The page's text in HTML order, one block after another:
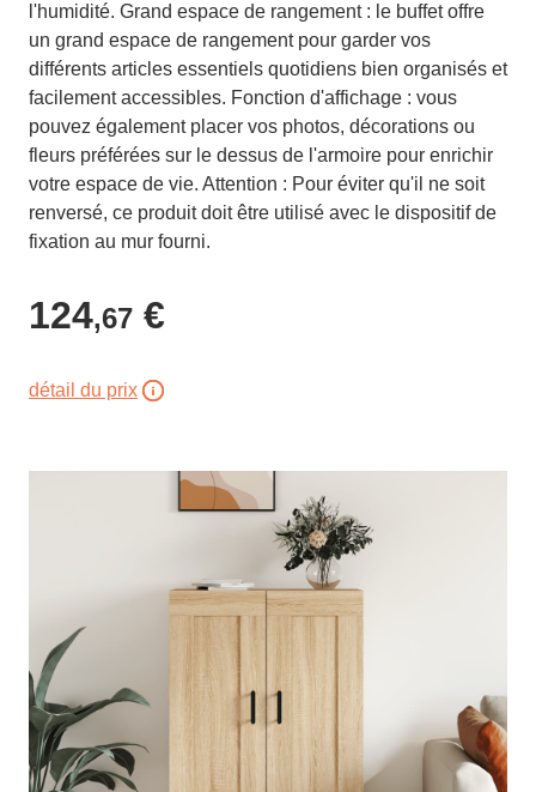
l'humidité. Grand espace de rangement : le buffet offre
un grand espace de rangement pour garder vos
différents articles essentiels quotidiens bien organisés et
facilement accessibles. Fonction d'affichage : vous
pouvez également placer vos photos, décorations ou
fleurs préférées sur le dessus de l'armoire pour enrichir
votre espace de vie. Attention : Pour éviter qu'il ne soit
renversé, ce produit doit être utilisé avec le dispositif de
fixation au mur fourni.
124,67 €
détail du prix